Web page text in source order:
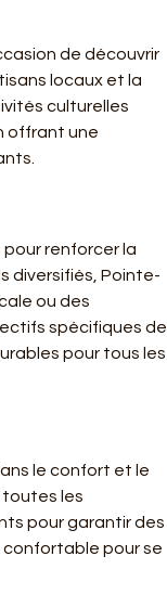
de découvrir
locaux et la
culturelles
offrant une
renforcer la
diversifiés, Pointe-
ou des
spécifiques de
pour tous les
le confort et le
toutes les
pour garantir des
pour se